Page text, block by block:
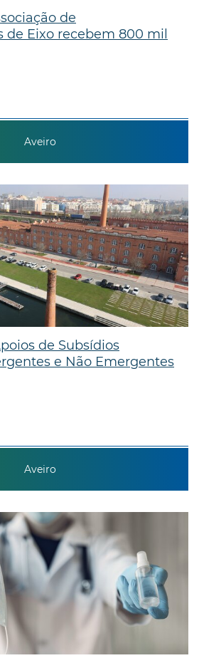
de
de Eixo recebem 800 mil
Aveiro
de Subsídios
e Não Emergentes
Aveiro